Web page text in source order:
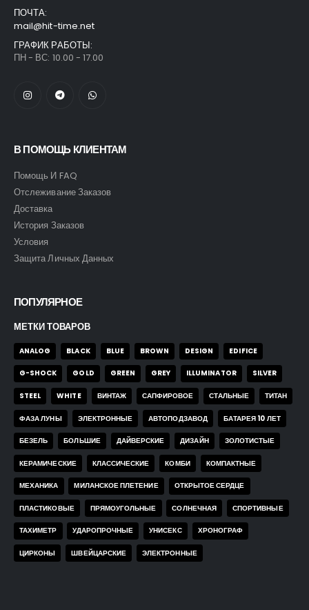
ПОЧТА:
mail@hit-time.net
ГРАФИК РАБОТЫ:
ПН - ВС: 10.00 - 17.00
В ПОМОЩЬ КЛИЕНТАМ
Помощь И FAQ
Отслеживание Заказов
Доставка
История Заказов
Условия
Защита Личных Данных
ПОПУЛЯРНОЕ
МЕТКИ ТОВАРОВ
ANALOG BLACK BLUE BROWN DESIGN EDIFICE
G-SHOCK GOLD GREEN GREY ILLUMINATOR SILVER
STEEL WHITE ВИНТАЖ САПФИРОВОЕ СТАЛЬНЫЕ ТИТАН
ФАЗА ЛУНЫ ЭЛЕКТРОННЫЕ АВТОПОДЗАВОД БАТАРЕЯ 10 ЛЕТ
БЕЗЕЛЬ БОЛЬШИЕ ДАЙВЕРСКИЕ ДИЗАЙН ЗОЛОТИСТЫЕ
КЕРАМИЧЕСКИЕ КЛАССИЧЕСКИЕ КОМБИ КОМПАКТНЫЕ
МЕХАНИКА МИЛАНСКОЕ ПЛЕТЕНИЕ ОТКРЫТОЕ СЕРДЦЕ
ПЛАСТИКОВЫЕ ПРЯМОУГОЛЬНЫЕ СОЛНЕЧНАЯ СПОРТИВНЫЕ
ТАХИМЕТР УДАРОПРОЧНЫЕ УНИСЕКС ХРОНОГРАФ
ЦИРКОНЫ ШВЕЙЦАРСКИЕ ЭЛЕКТРОННЫЕ